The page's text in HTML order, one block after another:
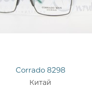
Corrado 8298
Китай